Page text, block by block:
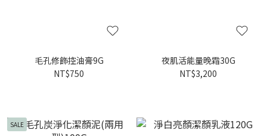
毛孔修飾控油膏9G
NT$750
夜肌活能量晚霜30G
NT$3,200
SALE